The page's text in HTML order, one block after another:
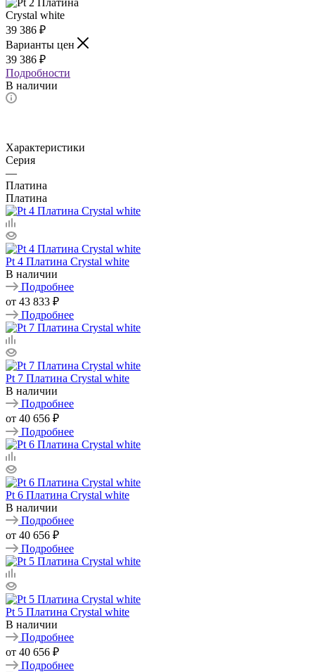
39 386 ₽
Варианты цен
39 386 ₽
Подробности
В наличии
Характеристики
Серия
—
Платина
Платина
Pt 4 Платина Crystal white
В наличии
Подробнее
от 43 833 ₽
Подробнее
Pt 7 Платина Crystal white
В наличии
Подробнее
от 40 656 ₽
Подробнее
Pt 6 Платина Crystal white
В наличии
Подробнее
от 40 656 ₽
Подробнее
Pt 5 Платина Crystal white
В наличии
Подробнее
от 40 656 ₽
Подробнее